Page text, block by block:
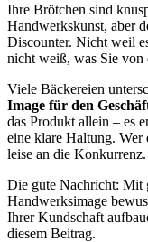
Ihre Brötchen sind
Handwerkskunst, aber
Discounter. Nicht weil
nicht weiß, was Sie von
Viele Bäckereien
Image für den
das Produkt allein – es
eine klare Haltung. Wer
leise an die Konkurrenz.
Die gute Nachricht: Mit
Handwerksimage
Ihrer Kundschaft
diesem Beitrag.